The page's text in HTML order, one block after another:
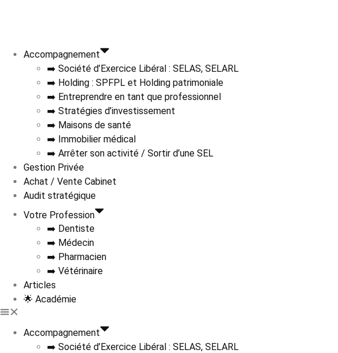
Accompagnement
➡️ Société d’Exercice Libéral : SELAS, SELARL
➡️ Holding : SPFPL et Holding patrimoniale
➡️ Entreprendre en tant que professionnel
➡️ Stratégies d’investissement
➡️ Maisons de santé
➡️ Immobilier médical
➡️ Arrêter son activité / Sortir d’une SEL
Gestion Privée
Achat / Vente Cabinet
Audit stratégique
Votre Profession
➡️ Dentiste
➡️ Médecin
➡️ Pharmacien
➡️ Vétérinaire
Articles
🌟 Académie
Accompagnement
➡️ Société d’Exercice Libéral : SELAS, SELARL